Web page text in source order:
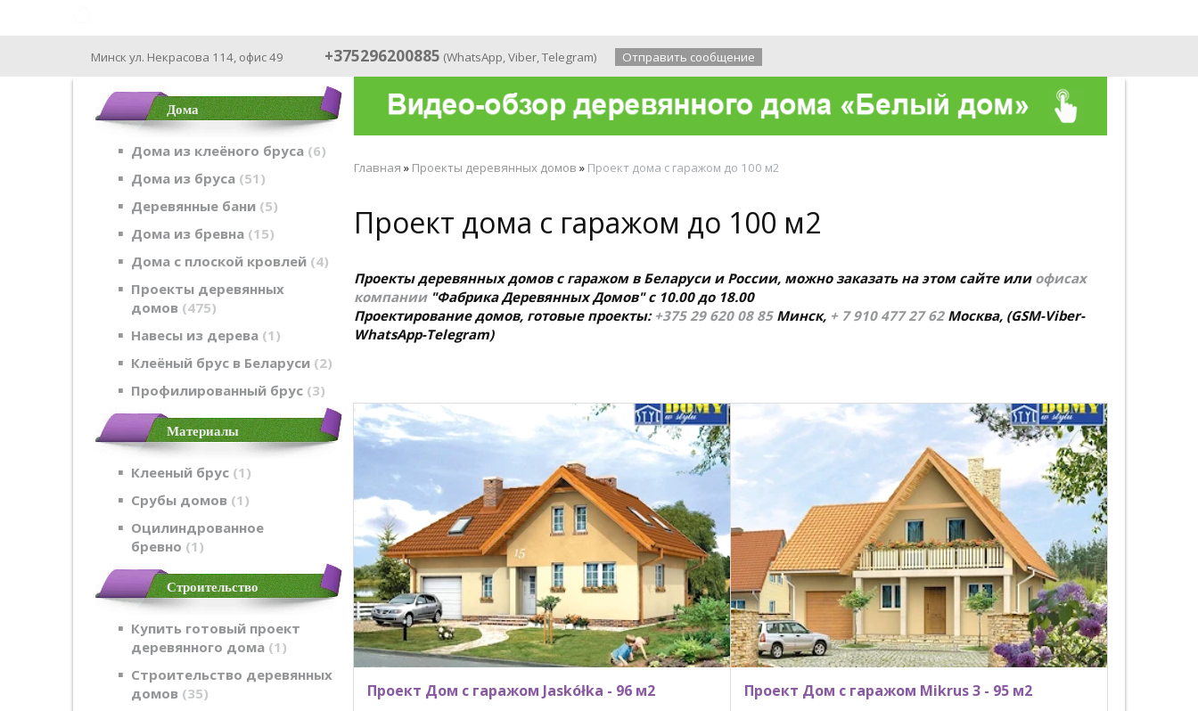
Минск ул. Некрасова 114, офис 49 +375296200885 (WhatsApp,Viber,Telegram) Отправить сообщение
Дома
Дома из клеёного бруса 6
Дома из бруса 51
Деревянные бани 5
Дома из бревна 15
Дома с плоской кровлей 4
Проекты деревянных
домов 475
Навесы из дерева 1
Клеёный брус в Беларуси 2
Профилированный брус 3
Материалы
Клееный брус 1
Срубы домов 1
Оцилиндрованное
бревно 1
Строительство
Купить готовый проект
деревянного дома 1
Строительство деревянных
домов 35
Главная » Проекты деревянных домов » Проект дома с гаражом до 100 м2
Проект дома с гаражом до 100 м2
Проекты деревянных домов с гаражом в Беларуси и России, можно заказать на этом сайте или офисах
компании"Фабрика Деревянных Домов" с 10.00 до 18.00
Проектирование домов, готовые проекты: +375 29 620 08 85Минск, + 7 910 477 27 62Москва, (GSM-Viber-
WhatsApp-Telegram)
Проект Дом с гаражом Jaskółka - 96 м2 Проект Дом с гаражом Mikrus 3 - 95 м2